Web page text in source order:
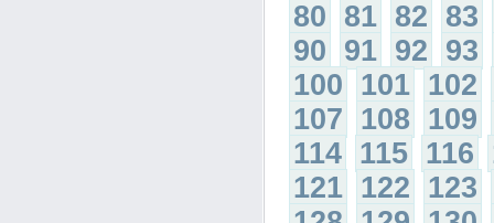
80 81 82 83
90 91 92 93
100 101 102
107 108 109
114 115 116
121 122 123